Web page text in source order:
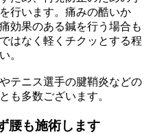
行います。痛みの酷いか
効果のある鍼を行う場合も
はなく軽くチクッとする程
。
テニス選手の腱鞘炎などの
も多数ございます。
腰も施術します